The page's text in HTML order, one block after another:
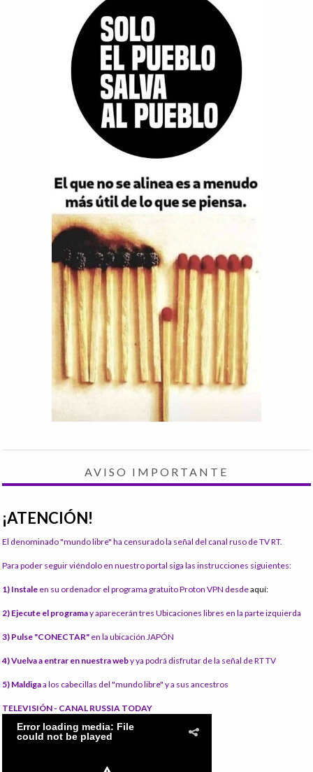
AVISO IMPORTANTE
¡ATENCIÓN!
El denominado "mundo libre" ha censurado la señal del canal ruso de TV RT.
Para poder seguir viéndolo en nuestro portal siga las instrucciones siguientes:
1) Instale en su ordenador el programa gratuito Proton VPN desdeaquí:
2) Ejecute el programay aparecerán tres Ubicaciones libres en la parte izquierda
3) Pulse "CONECTAR" en la ubicación JAPÓN
4) Vuelva a entrar en nuestra weby ya podrá disfrutar de la señal de RT TV
5) Maldigaa los cabecillas del "mundo libre" y a sus ancestros
TELEVISIÓN - CANAL RUSSIA TODAY